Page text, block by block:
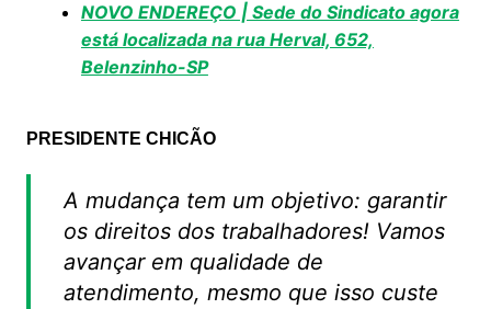
NOVO ENDEREÇO | Sede do Sindicato agora
está localizada na rua Herval, 652,
Belenzinho-SP
PRESIDENTE CHICÃO
A mudança tem um objetivo: garantir
os direitos dos trabalhadores! Vamos
avançar em qualidade de
atendimento, mesmo que isso custe